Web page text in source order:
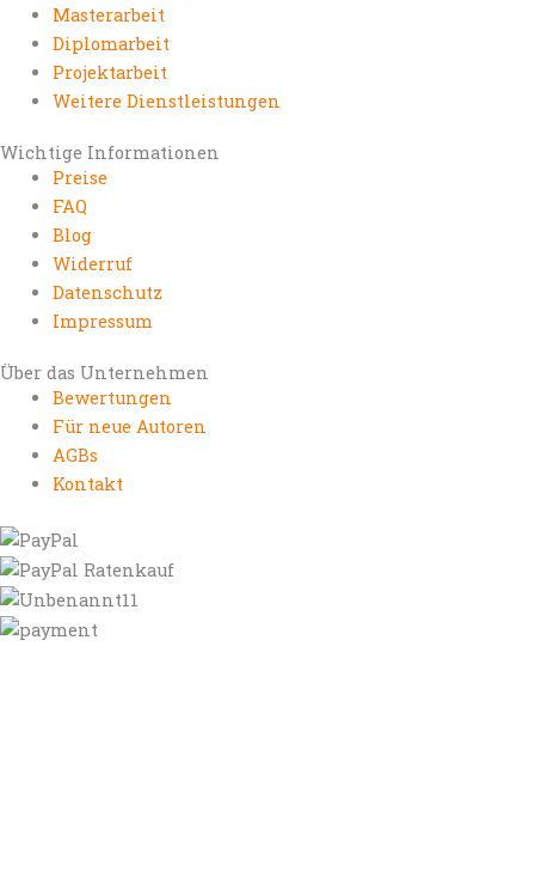
Masterarbeit
Diplomarbeit
Projektarbeit
Weitere Dienstleistungen
Wichtige Informationen
Preise
FAQ
Blog
Widerruf
Datenschutz
Impressum
Über das Unternehmen
Bewertungen
Für neue Autoren
AGBs
Kontakt